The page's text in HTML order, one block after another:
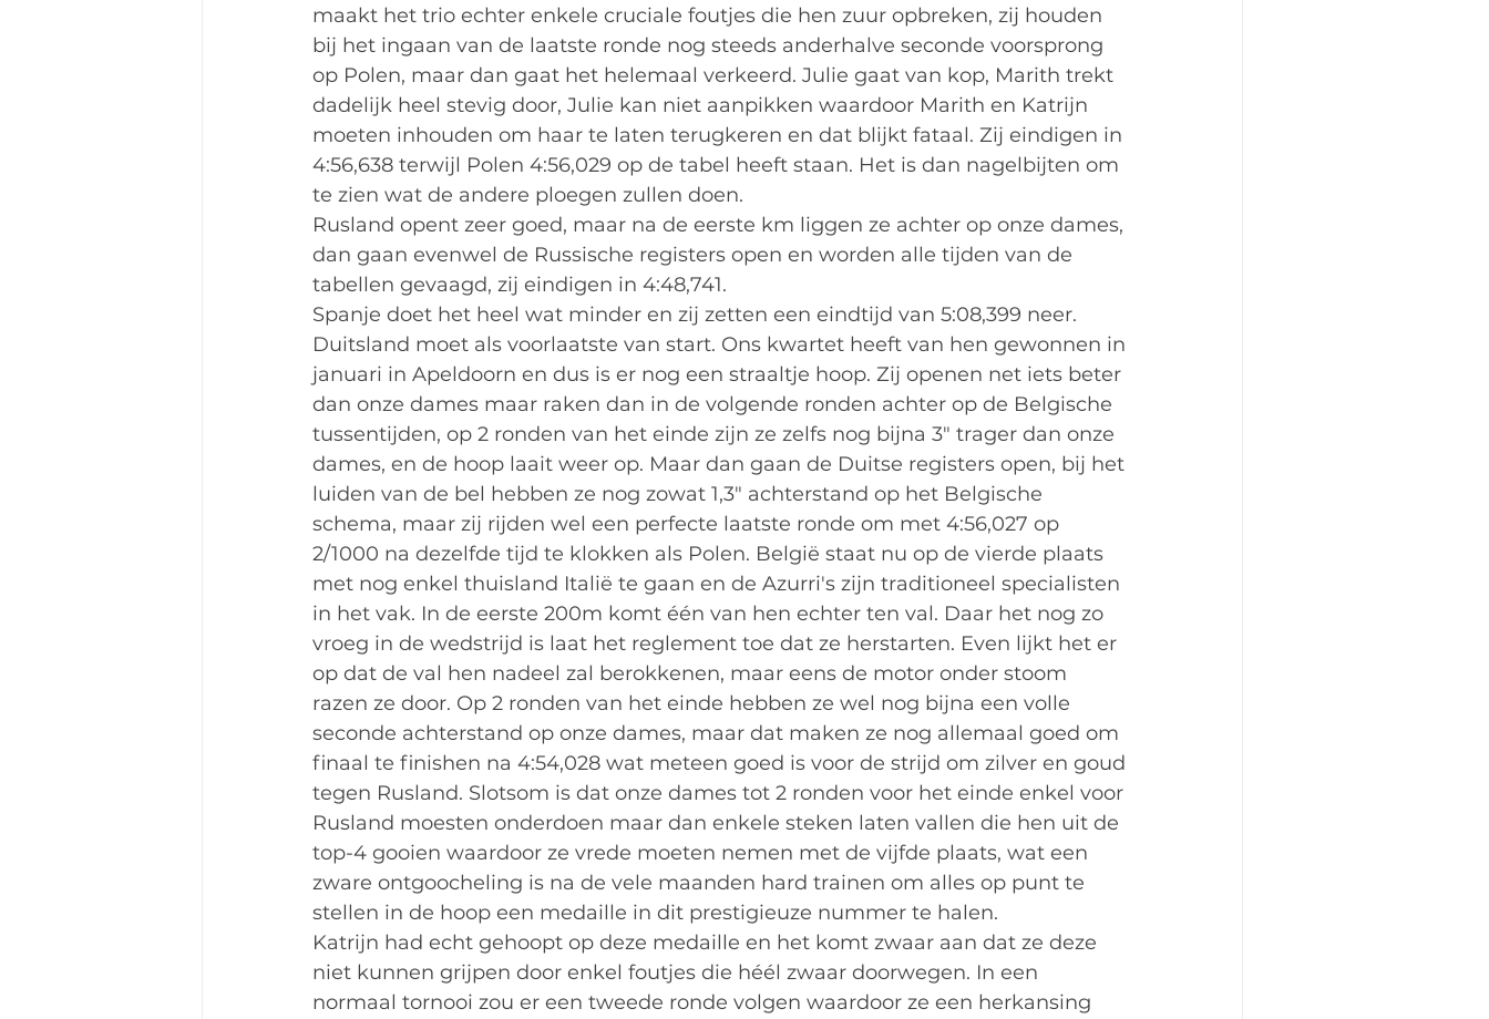
maakt het trio echter enkele cruciale foutjes die hen zuur opbreken, zij houden
bij het ingaan van de laatste ronde nog steeds anderhalve seconde voorsprong
op Polen, maar dan gaat het helemaal verkeerd. Julie gaat van kop, Marith trekt
dadelijk heel stevig door, Julie kan niet aanpikken waardoor Marith en Katrijn
moeten inhouden om haar te laten terugkeren en dat blijkt fataal. Zij eindigen in
4:56,638 terwijl Polen 4:56,029 op de tabel heeft staan. Het is dan nagelbijten om
te zien wat de andere ploegen zullen doen.
Rusland opent zeer goed, maar na de eerste km liggen ze achter op onze dames,
dan gaan evenwel de Russische registers open en worden alle tijden van de
tabellen gevaagd, zij eindigen in 4:48,741.
Spanje doet het heel wat minder en zij zetten een eindtijd van 5:08,399 neer.
Duitsland moet als voorlaatste van start. Ons kwartet heeft van hen gewonnen in
januari in Apeldoorn en dus is er nog een straaltje hoop. Zij openen net iets beter
dan onze dames maar raken dan in de volgende ronden achter op de Belgische
tussentijden, op 2 ronden van het einde zijn ze zelfs nog bijna 3" trager dan onze
dames, en de hoop laait weer op. Maar dan gaan de Duitse registers open, bij het
luiden van de bel hebben ze nog zowat 1,3" achterstand op het Belgische
schema, maar zij rijden wel een perfecte laatste ronde om met 4:56,027 op
2/1000 na dezelfde tijd te klokken als Polen. België staat nu op de vierde plaats
met nog enkel thuisland Italië te gaan en de Azurri's zijn traditioneel specialisten
in het vak. In de eerste 200m komt één van hen echter ten val. Daar het nog zo
vroeg in de wedstrijd is laat het reglement toe dat ze herstarten. Even lijkt het er
op dat de val hen nadeel zal berokkenen, maar eens de motor onder stoom
razen ze door. Op 2 ronden van het einde hebben ze wel nog bijna een volle
seconde achterstand op onze dames, maar dat maken ze nog allemaal goed om
finaal te finishen na 4:54,028 wat meteen goed is voor de strijd om zilver en goud
tegen Rusland. Slotsom is dat onze dames tot 2 ronden voor het einde enkel voor
Rusland moesten onderdoen maar dan enkele steken laten vallen die hen uit de
top-4 gooien waardoor ze vrede moeten nemen met de vijfde plaats, wat een
zware ontgoocheling is na de vele maanden hard trainen om alles op punt te
stellen in de hoop een medaille in dit prestigieuze nummer te halen.
Katrijn had echt gehoopt op deze medaille en het komt zwaar aan dat ze deze
niet kunnen grijpen door enkel foutjes die héél zwaar doorwegen. In een
normaal tornooi zou er een tweede ronde volgen waardoor ze een herkansing